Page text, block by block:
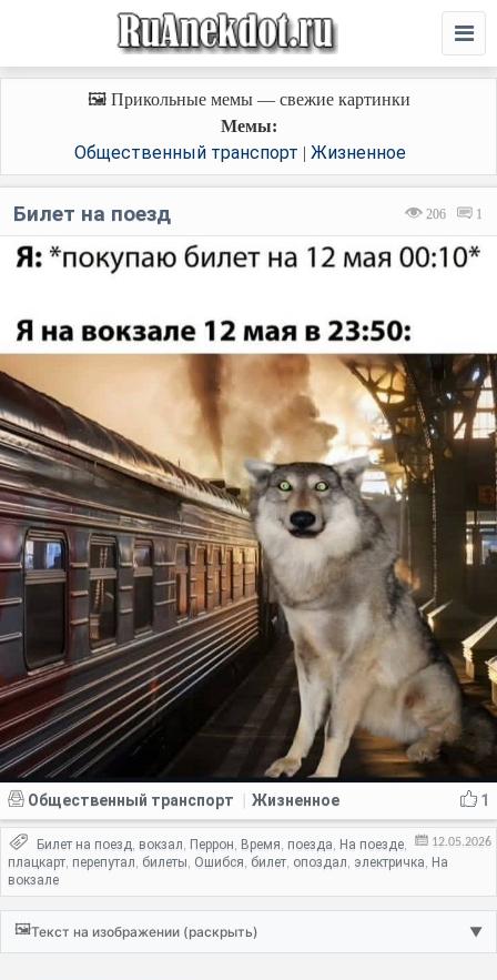
🖼️ Прикольные мемы — свежие картинки
Мемы:
Общественный транспорт | Жизненное
206 1
Билет на поезд
1
Общественный транспорт Жизненное
12.05.2026
Билет на поезд, вокзал, Перрон, Время, поезда, На поезде,
плацкарт, перепутал, билеты, Ошибся, билет, опоздал, электричка, На
вокзале
🖼️Текст на изображении (раскрыть) ▼